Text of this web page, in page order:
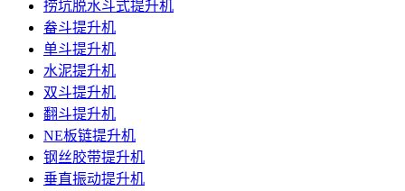
捞坑脱水斗式提升机
畚斗提升机
单斗提升机
水泥提升机
双斗提升机
翻斗提升机
NE板链提升机
钢丝胶带提升机
垂直振动提升机